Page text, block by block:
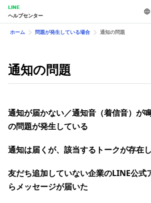
LINE
ヘルプセンター
ホーム 問題が発生している場合 通知の問題
通知の問題
通知が届かない／通知音（着信音）が
の問題が発生している
通知は届くが、該当するトークが存在
友だち追加していない企業のLINE公式
らメッセージが届いた